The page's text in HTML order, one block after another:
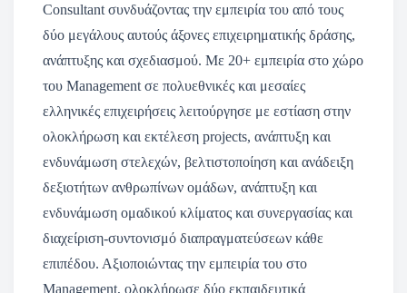
Consultant συνδυάζοντας την εμπειρία του από τους
δύο μεγάλους αυτούς άξονες επιχειρηματικής δράσης,
ανάπτυξης και σχεδιασμού. Με 20+ εμπειρία στο χώρο
του Management σε πολυεθνικές και μεσαίες
ελληνικές επιχειρήσεις λειτούργησε με εστίαση στην
ολοκλήρωση και εκτέλεση projects, ανάπτυξη και
ενδυνάμωση στελεχών, βελτιστοποίηση και ανάδειξη
δεξιοτήτων ανθρωπίνων ομάδων, ανάπτυξη και
ενδυνάμωση ομαδικού κλίματος και συνεργασίας και
διαχείριση-συντονισμό διαπραγματεύσεων κάθε
επιπέδου. Αξιοποιώντας την εμπειρία του στο
Management, ολοκλήρωσε δύο εκπαιδευτικά